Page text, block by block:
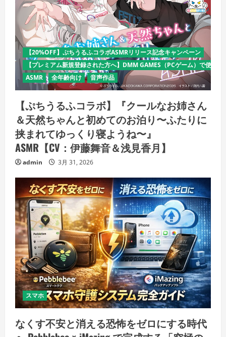
【20%OFF】ぷちうるふコラボASMRリリース記念キャンペーン
【プレミアム新規登録された方へ】DMM GAMES（PCゲーム）で使え
ASMR
全年齢向け 音声作品
【ぷちうるふコラボ】『クールなお姉さん
＆天然ちゃんと初めてのお泊り〜ふたりに
挟まれてゆっくり寝ようね〜』
ASMR【CV：伊藤舞音＆浅見香月】
admin 3月 31, 2026
スマホ
なくす不安と消える恐怖をゼロにする時代